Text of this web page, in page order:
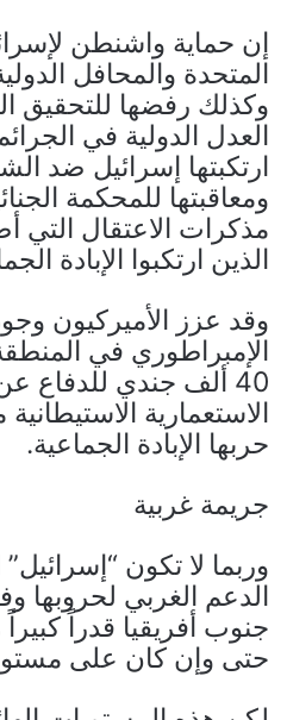
إن حماية واشنطن
المتحدة والمحافل
وكذلك رفضها للتحقيق
العدل الدولية في
ارتكبتها إسرائيل ضد
ومعاقبتها للمحكمة
مذكرات الاعتقال التي
الذين ارتكبوا الإبادة
وقد عزز الأميركيون
الإمبراطوري في
40 ألف جندي للدفاع
الاستعمارية
حربها الإبادة الجماعية.
جريمة غربية
وربما لا تكون
الدعم الغربي لحروبها
جنوب أفريقيا قدراً
حتى وإن كان على